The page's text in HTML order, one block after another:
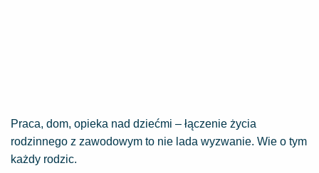
Praca, dom, opieka nad dziećmi – łączenie życia
rodzinnego z zawodowym to nie lada wyzwanie. Wie o tym
każdy rodzic.